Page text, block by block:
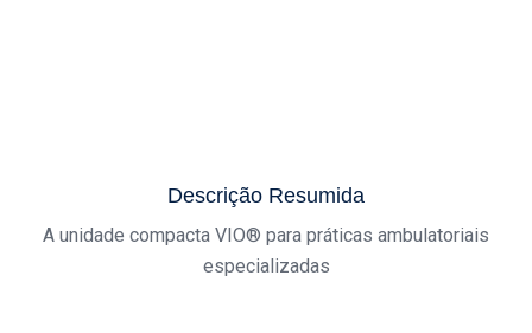
Descrição Resumida
A unidade compacta VIO® para práticas ambulatoriais
especializadas